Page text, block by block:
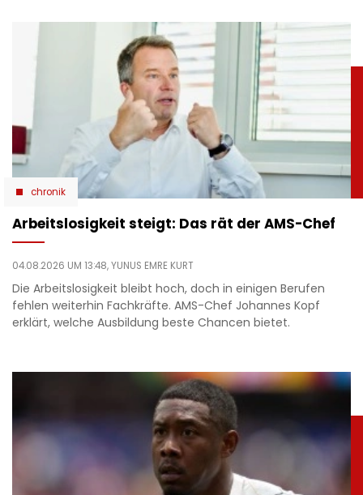
chronik
Arbeitslosigkeit steigt: Das rät der AMS-Chef
04.08.2026 UM 13:48,YUNUS EMRE KURT
Die Arbeitslosigkeit bleibt hoch, doch in einigen Berufen
fehlen weiterhin Fachkräfte. AMS-Chef Johannes Kopf
erklärt, welche Ausbildung beste Chancen bietet.